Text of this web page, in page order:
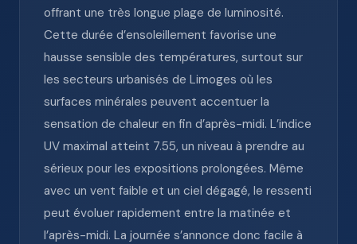
offrant une très longue plage de luminosité.
Cette durée d’ensoleillement favorise une
hausse sensible des températures, surtout sur
les secteurs urbanisés de Limoges où les
surfaces minérales peuvent accentuer la
sensation de chaleur en fin d’après-midi. L’indice
UV maximal atteint 7.55, un niveau à prendre au
sérieux pour les expositions prolongées. Même
avec un vent faible et un ciel dégagé, le ressenti
peut évoluer rapidement entre la matinée et
l’après-midi. La journée s’annonce donc facile à